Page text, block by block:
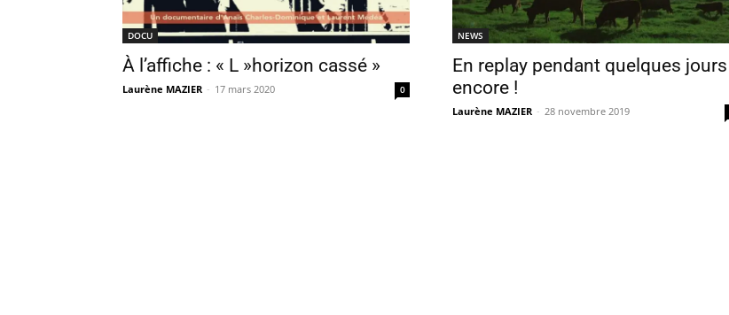
DOCU
À l’affiche : « L »horizon cassé »
Laurène MAZIER - 17 mars 2020 0
NEWS
En replay pendant quelques jours
encore !
Laurène MAZIER - 28 novembre 2019